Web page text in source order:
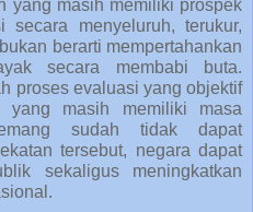
yang masih memiliki prospek
secara menyeluruh, terukur,
berarti mempertahankan
secara membabi buta.
proses evaluasi yang objektif
yang masih memiliki masa
sudah tidak dapat
tersebut, negara dapat
sekaligus meningkatkan